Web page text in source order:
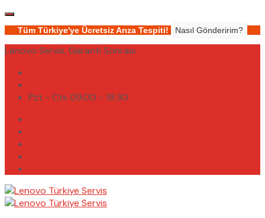
Tüm Türkiye'ye Ücretsiz Arıza Tespiti! Nasıl Gönderirim?
Lenovo Servis, Garanti Sonrası
Pzt - Cts 09.00 - 19.30